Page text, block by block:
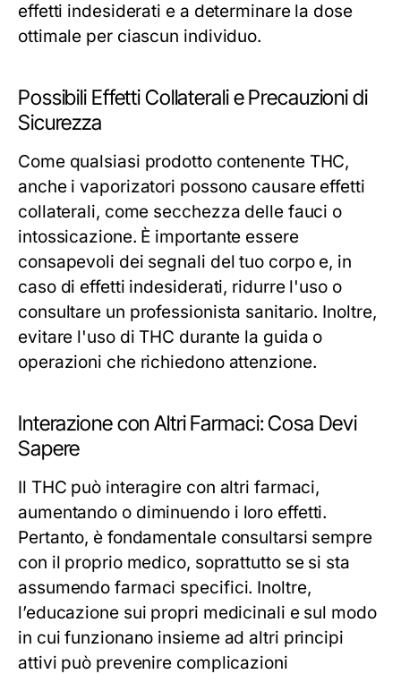
effetti indesiderati e a determinare la dose
ottimale per ciascun individuo.
Possibili Effetti Collaterali e Precauzioni di
Sicurezza
Come qualsiasi prodotto contenente THC,
anche i vaporizatori possono causare effetti
collaterali, come secchezza delle fauci o
intossicazione. È importante essere
consapevoli dei segnali del tuo corpo e, in
caso di effetti indesiderati, ridurre l'uso o
consultare un professionista sanitario. Inoltre,
evitare l'uso di THC durante la guida o
operazioni che richiedono attenzione.
Interazione con Altri Farmaci: Cosa Devi
Sapere
Il THC può interagire con altri farmaci,
aumentando o diminuendo i loro effetti.
Pertanto, è fondamentale consultarsi sempre
con il proprio medico, soprattutto se si sta
assumendo farmaci specifici. Inoltre,
l’educazione sui propri medicinali e sul modo
in cui funzionano insieme ad altri principi
attivi può prevenire complicazioni